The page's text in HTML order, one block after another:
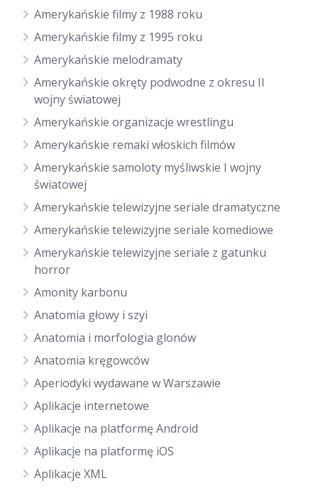
Amerykańskie filmy z 1988 roku
Amerykańskie filmy z 1995 roku
Amerykańskie melodramaty
Amerykańskie okręty podwodne z okresu II
wojny światowej
Amerykańskie organizacje wrestlingu
Amerykańskie remaki włoskich filmów
Amerykańskie samoloty myśliwskie I wojny
światowej
Amerykańskie telewizyjne seriale dramatyczne
Amerykańskie telewizyjne seriale komediowe
Amerykańskie telewizyjne seriale z gatunku
horror
Amonity karbonu
Anatomia głowy i szyi
Anatomia i morfologia glonów
Anatomia kręgowców
Aperiodyki wydawane w Warszawie
Aplikacje internetowe
Aplikacje na platformę Android
Aplikacje na platformę iOS
Aplikacje XML